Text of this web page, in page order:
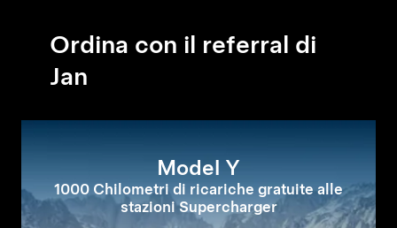
Ordina con il referral di
Jan
Model Y
1000 Chilometri di ricariche gratuite alle
stazioni Supercharger